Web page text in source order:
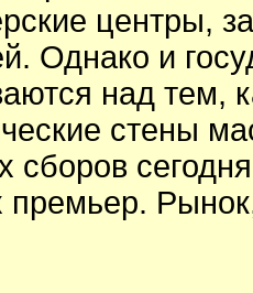
центры,
Однако и
над тем,
стены
сборов
премьер.